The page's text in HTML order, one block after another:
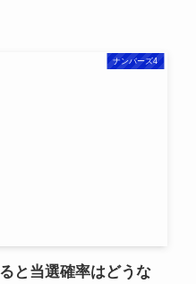
ナンバーズ4
と当選確率はどうな